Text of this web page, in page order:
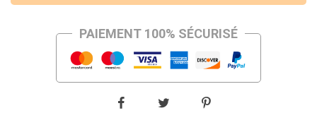
PAIEMENT 100% SÉCURISÉ